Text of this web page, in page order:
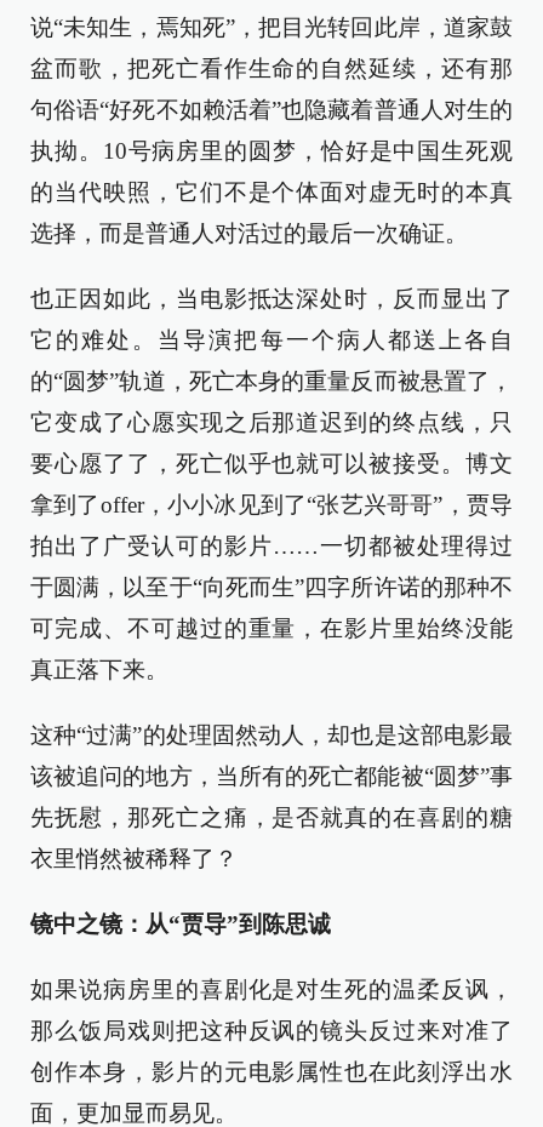
说“未知生，焉知死”，把目光转回此岸，道家鼓
盆而歌，把死亡看作生命的自然延续，还有那
句俗语“好死不如赖活着”也隐藏着普通人对生的
执拗。10号病房里的圆梦，恰好是中国生死观
的当代映照，它们不是个体面对虚无时的本真
选择，而是普通人对活过的最后一次确证。
也正因如此，当电影抵达深处时，反而显出了
它的难处。当导演把每一个病人都送上各自
的“圆梦”轨道，死亡本身的重量反而被悬置了，
它变成了心愿实现之后那道迟到的终点线，只
要心愿了了，死亡似乎也就可以被接受。博文
拿到了offer，小小冰见到了“张艺兴哥哥”，贾导
拍出了广受认可的影片……一切都被处理得过
于圆满，以至于“向死而生”四字所许诺的那种不
可完成、不可越过的重量，在影片里始终没能
真正落下来。
这种“过满”的处理固然动人，却也是这部电影最
该被追问的地方，当所有的死亡都能被“圆梦”事
先抚慰，那死亡之痛，是否就真的在喜剧的糖
衣里悄然被稀释了？
镜中之镜：从“贾导”到陈思诚
如果说病房里的喜剧化是对生死的温柔反讽，
那么饭局戏则把这种反讽的镜头反过来对准了
创作本身，影片的元电影属性也在此刻浮出水
面，更加显而易见。